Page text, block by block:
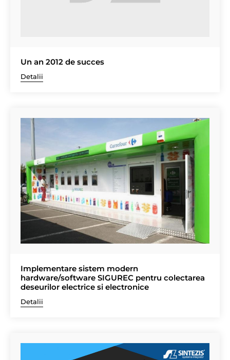
Un an 2012 de succes
Detalii
Implementare sistem modern
hardware/software SIGUREC pentru colectarea
deseurilor electrice si electronice
Detalii